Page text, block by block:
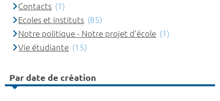
Contacts (1)
Ecoles et instituts (85)
Notre politique - Notre projet d'école (1)
Vie étudiante (15)
Par date de création